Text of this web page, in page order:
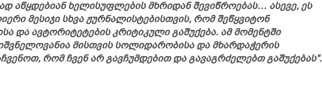
აწყდებიან ხელისუფლების მხრიდან შევიწროებას… ასევე, ეს
მესიჯი სხვა ჟურნალისტებისთვის, რომ შეწყვიტონ
და ავტორიტეტების კრიტიკული გაშუქება. ამ მომენტში
მისთვის სოლიდარობისა და მხარდაჭერის
რომ ჩვენ არ გავჩუმდებით და გავაგრძელებთ გაშუქებას“.